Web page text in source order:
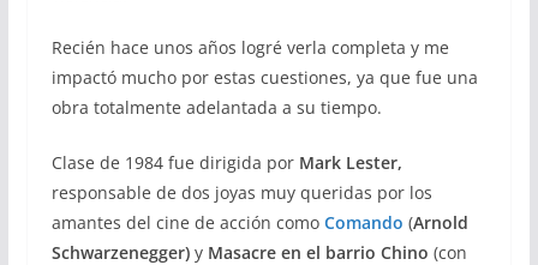
Recién hace unos años logré verla completa y me
impactó mucho por estas cuestiones, ya que fue una
obra totalmente adelantada a su tiempo.
Clase de 1984 fue dirigida por Mark Lester,
responsable de dos joyas muy queridas por los
amantes del cine de acción como Comando (Arnold
Schwarzenegger)yMasacre en el barrio Chino (con